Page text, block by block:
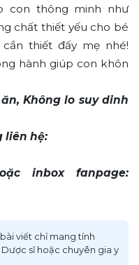
con thông minh như
chất thiết yếu cho bé
thiết đấy mẹ nhé!
hành giúp con khôn
Không lo suy dinh
liên hệ:
inbox fanpage:
viết chỉ mang tính
sĩ hoặc chuyên gia y